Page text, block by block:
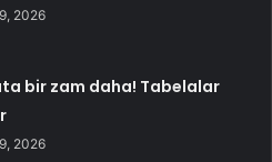
2026
bir zam daha! Tabelalar
2026